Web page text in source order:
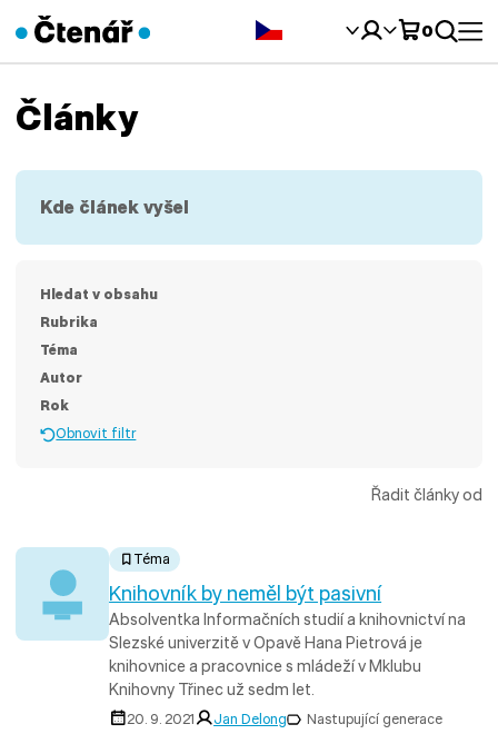
0
Články
Kde článek vyšel
Hledat v obsahu
Rubrika
Téma
Autor
Rok
Obnovit filtr
Řadit články od
Téma
Knihovník by neměl být pasivní
Absolventka Informačních studií a knihovnictví na
Slezské univerzitě v Opavě Hana Pietrová je
knihovnice a pracovnice s mládeží v Mklubu
Knihovny Třinec už sedm let.
20. 9. 2021 Jan Delong Nastupující generace